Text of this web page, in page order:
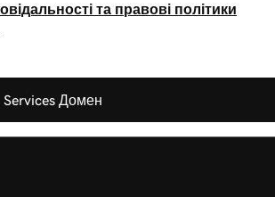
та правові політики
Services Домен